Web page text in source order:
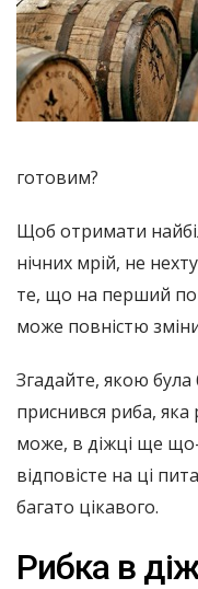
готовим?
Щоб отримати
нічних мрій, не
те, що на перший
може повністю
Згадайте, якою була
приснився риба,
може, в діжці ще
відповісте на ці
багато цікавого.
Рибка в